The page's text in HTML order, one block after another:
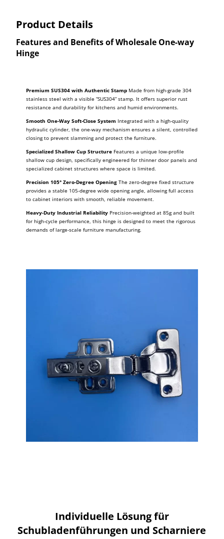
Product Details
Features and Benefits of Wholesale One-way
Hinge
Premium SUS304 with Authentic Stamp Made from high-grade 304
stainless steel with a visible “SUS304” stamp. It offers superior rust
resistance and durability for kitchens and humid environments.
Smooth One-Way Soft-Close System Integrated with a high-quality
hydraulic cylinder, the one-way mechanism ensures a silent, controlled
closing to prevent slamming and protect the furniture.
Specialized Shallow Cup Structure Features a unique low-profile
shallow cup design, specifically engineered for thinner door panels and
specialized cabinet structures where space is limited.
Precision 105° Zero-Degree Opening The zero-degree fixed structure
provides a stable 105-degree wide opening angle, allowing full access
to cabinet interiors with smooth, reliable movement.
Heavy-Duty Industrial Reliability Precision-weighted at 85g and built
for high-cycle performance, this hinge is designed to meet the rigorous
demands of large-scale furniture manufacturing.
Individuelle Lösung für
Schubladenführungen und Scharniere